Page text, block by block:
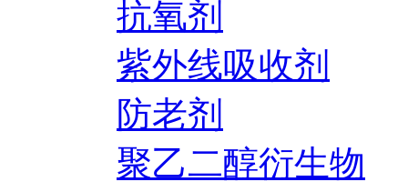
抗氧剂
紫外线吸收剂
防老剂
聚乙二醇衍生物